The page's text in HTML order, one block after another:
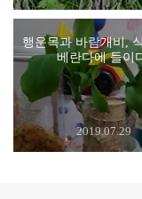
행운목과 바람개비,
베란다에 들이
2019.07.29